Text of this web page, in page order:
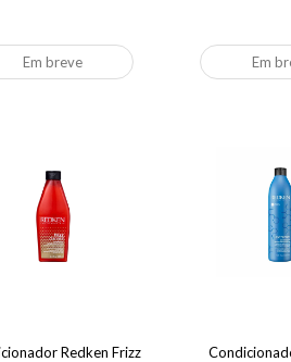
Em breve Em
Redken Frizz